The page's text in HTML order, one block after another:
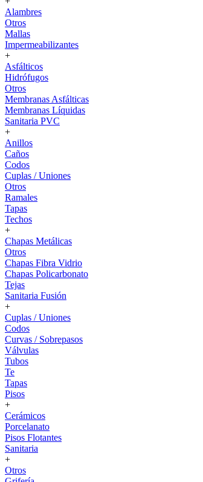
Alambres
Otros
Mallas
Impermeabilizantes
+
Asfálticos
Hidrófugos
Otros
Membranas Asfálticas
Membranas Líquidas
Sanitaria PVC
+
Anillos
Caños
Codos
Cuplas / Uniones
Otros
Ramales
Tapas
Techos
+
Chapas Metálicas
Otros
Chapas Fibra Vidrio
Chapas Policarbonato
Tejas
Sanitaria Fusión
+
Cuplas / Uniones
Codos
Curvas / Sobrepasos
Válvulas
Tubos
Te
Tapas
Pisos
+
Cerámicos
Porcelanato
Pisos Flotantes
Sanitaria
+
Otros